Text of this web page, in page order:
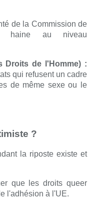
de la Commission de
haine au niveau
Droits de l'Homme) :
qui refusent un cadre
de même sexe ou le
?
la riposte existe et
que les droits queer
l'adhésion à l'UE.